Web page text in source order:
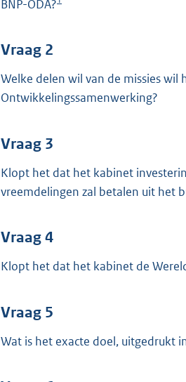
BNP-ODA?
Vraag 2
Welke delen wil van de missies
Ontwikkelingssamenwerking?
Vraag 3
Klopt het dat het kabinet
vreemdelingen zal betalen uit het
Vraag 4
Klopt het dat het kabinet de
Vraag 5
Wat is het exacte doel, uitgedrukt